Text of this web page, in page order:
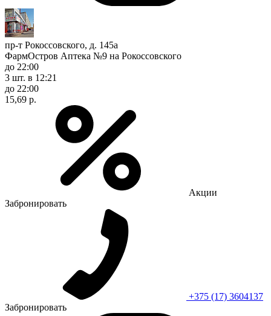
пр-т Рокоссовского, д. 145а
ФармОстров Аптека №9 на Рокоссовского
до 22:00
3 шт. в 12:21
до 22:00
15,69 р.
Акции
Забронировать
+375 (17) 3604137
Забронировать